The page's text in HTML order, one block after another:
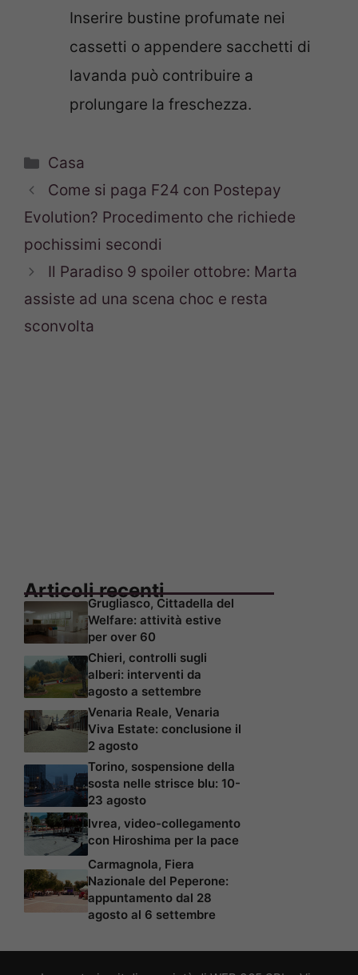
Inserire bustine profumate nei
cassetti o appendere sacchetti di
lavanda può contribuire a
prolungare la freschezza.
Categorie
Casa
Come si paga F24 con Postepay
Evolution? Procedimento che richiede
pochissimi secondi
Il Paradiso 9 spoiler ottobre: Marta
assiste ad una scena choc e resta
sconvolta
Articoli recenti
Grugliasco, Cittadella del
Welfare: attività estive
per over 60
Chieri, controlli sugli
alberi: interventi da
agosto a settembre
Venaria Reale, Venaria
Viva Estate: conclusione il
2 agosto
Torino, sospensione della
sosta nelle strisce blu: 10-
23 agosto
Ivrea, video-collegamento
con Hiroshima per la pace
Carmagnola, Fiera
Nazionale del Peperone:
appuntamento dal 28
agosto al 6 settembre